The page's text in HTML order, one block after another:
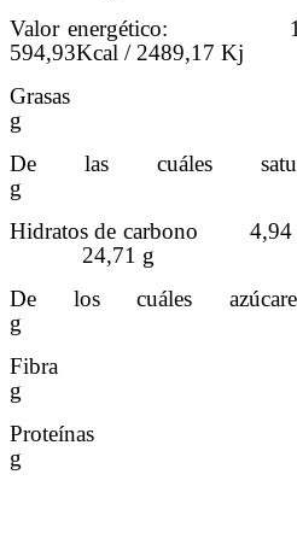
Valor energético:
594,93Kcal / 2489,17 Kj
Grasas
g
De las cuáles
g
Hidratos de carbono
4,94
24,71 g
De los cuáles
g
Fibra
g
Proteínas
g